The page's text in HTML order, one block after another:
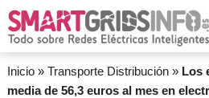
Inicio» Transporte Distribución» Los
media de 56,3 euros al mes en